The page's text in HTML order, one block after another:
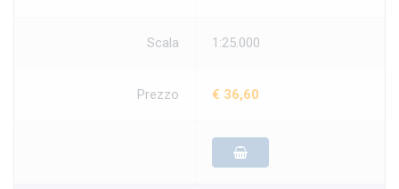
Scala 1:25.000
Prezzo € 36,60